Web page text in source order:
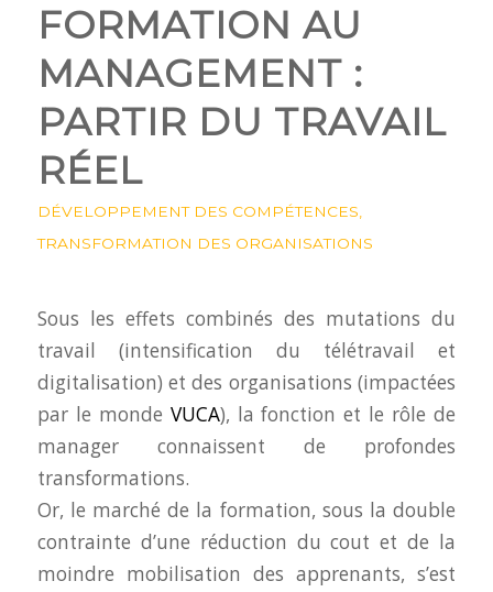
FORMATION AU
MANAGEMENT :
PARTIR DU TRAVAIL
RÉEL
DÉVELOPPEMENT DES COMPÉTENCES
TRANSFORMATION DES ORGANISATIONS
Sous les effets combinés des mutations du
travail (intensification du télétravail et
digitalisation) et des organisations (impactées
par le monde VUCA), la fonction et le rôle de
manager connaissent de profondes
transformations.
Or, le marché de la formation, sous la double
contrainte d’une réduction du cout et de la
moindre mobilisation des apprenants, s’est